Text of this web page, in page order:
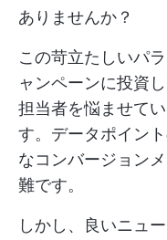
ありませんか？
この苛立たしいパ
ャンペーンに投資
担当者を悩ませて
す。データポイン
なコンバージョン
難です。
しかし、良いニュ